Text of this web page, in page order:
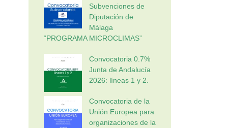
Subvenciones de
Diputación de
Málaga
“PROGRAMA MICROCLIMAS”
Convocatoria 0.7%
Junta de Andalucía
2026: líneas 1 y 2.
Convocatoria de la
Unión Europea para
organizaciones de la